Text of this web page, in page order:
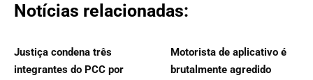
Notícias relacionadas:
Justiça condena três
integrantes do PCC por
Motorista de aplicativo é
brutalmente agredido